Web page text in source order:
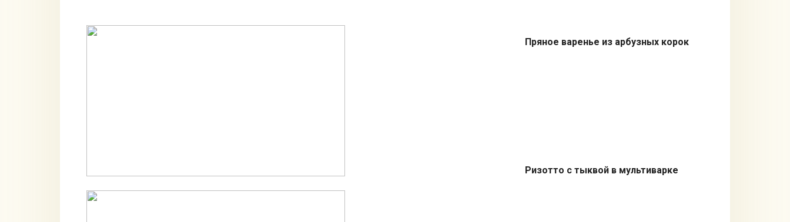
Пряное варенье из арбузных корок
Ризотто с тыквой в мультиварке